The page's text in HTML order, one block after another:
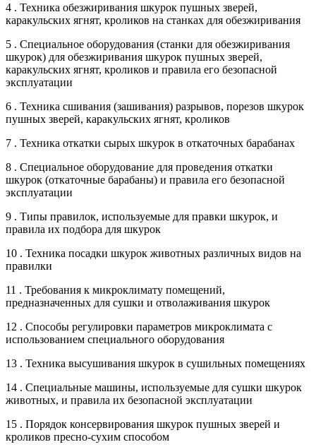
4 . Техника обезжиривания шкурок пушных зверей,
каракульских ягнят, кроликов на станках для обезжиривания
5 . Специальное оборудования (станки для обезжиривания
шкурок) для обезжиривания шкурок пушных зверей,
каракульских ягнят, кроликов и правила его безопасной
эксплуатации
6 . Техника сшивания (зашивания) разрывов, порезов шкурок
пушных зверей, каракульских ягнят, кроликов
7 . Техника откатки сырых шкурок в откаточных барабанах
8 . Специальное оборудование для проведения откатки
шкурок (откаточные барабаны) и правила его безопасной
эксплуатации
9 . Типы правилок, используемые для правки шкурок, и
правила их подбора для шкурок
10 . Техника посадки шкурок животных различных видов на
правилки
11 . Требования к микроклимату помещений,
предназначенных для сушки и отволаживания шкурок
12 . Способы регулировки параметров микроклимата с
использованием специального оборудования
13 . Техника высушивания шкурок в сушильных помещениях
14 . Специальные машины, используемые для сушки шкурок
животных, и правила их безопасной эксплуатации
15 . Порядок консервирования шкурок пушных зверей и
кроликов пресно-сухим способом